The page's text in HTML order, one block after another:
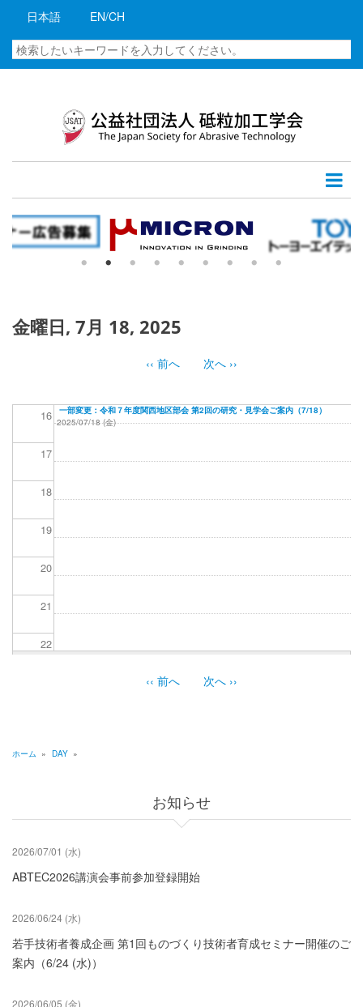
コ
に
動
日本語 EN/CH
検
索
金曜日, 7月 18, 2025
ジ
り
‹‹ 前へ 次へ ››
07
11
14
16
17
18
19
20
21
22
一部変更：令和７年度関西地区部会 第2回の研究・見学会ご案内（7/18）
2025/07/18 (金)
送
り
‹‹ 前へ 次へ ››
く
ず
ホーム » DAY »
お知らせ
2026/07/01 (水)
ABTEC2026講演会事前参加登録開始
2026/06/24 (水)
若手技術者養成企画 第1回ものづくり技術者育成セミナー開催のご
案内（6/24 (水)）
2026/06/05 (金)